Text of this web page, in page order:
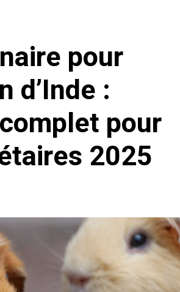
pour
d’Inde :
pour
2025